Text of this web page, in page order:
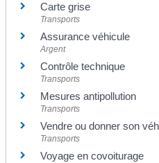
Carte grise
Transports
Assurance véhicule
Argent
Contrôle technique
Transports
Mesures antipollution
Transports
Vendre ou donner son
Transports
Voyage en covoiturage